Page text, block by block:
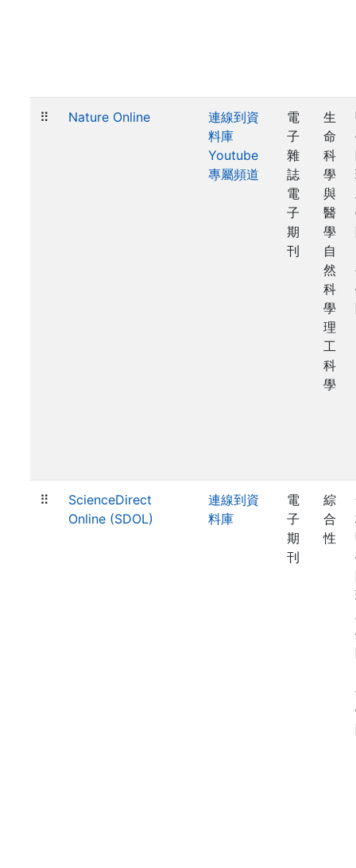
⠿ Nature Online
連線到資
料庫
Youtube
專屬頻道
電
子
雜
誌
電
子
期
刊
生
命
科
學
與
醫
學
自
然
科
學
理
工
科
學
⠿
ScienceDirect
Online (SDOL)
連線到資
料庫
電
子
期
刊
綜
合
性